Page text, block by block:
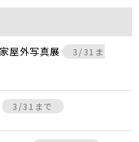
屋外写真展
3/31ま
3/31まで